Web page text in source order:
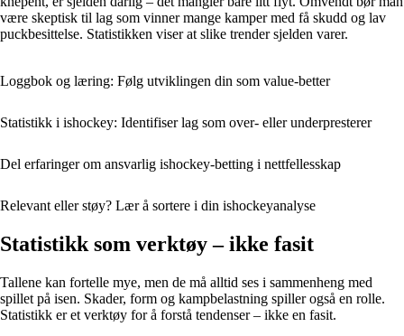
være skeptisk til lag som vinner mange kamper med få skudd og lav
puckbesittelse. Statistikken viser at slike trender sjelden varer.
Loggbok og læring: Følg utviklingen din som value-better
Statistikk i ishockey: Identifiser lag som over- eller underpresterer
Del erfaringer om ansvarlig ishockey-betting i nettfellesskap
Relevant eller støy? Lær å sortere i din ishockeyanalyse
Statistikk som verktøy – ikke fasit
Tallene kan fortelle mye, men de må alltid ses i sammenheng med
spillet på isen. Skader, form og kampbelastning spiller også en rolle.
Statistikk er et verktøy for å forstå tendenser – ikke en fasit.